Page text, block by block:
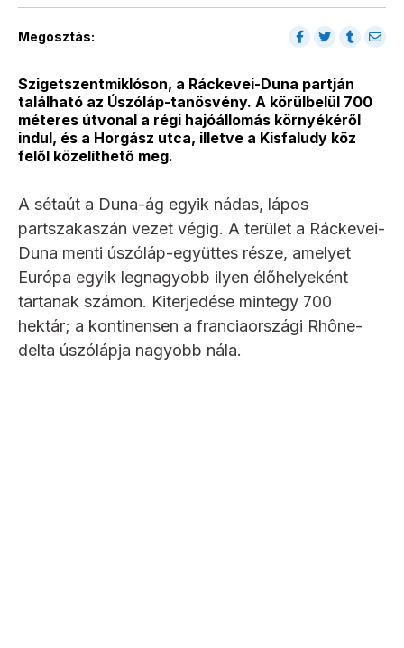
Megosztás:
Szigetszentmiklóson, a Ráckevei-Duna partján
található az Úszóláp-tanösvény. A körülbelül 700
méteres útvonal a régi hajóállomás környékéről
indul, és a Horgász utca, illetve a Kisfaludy köz
felől közelíthető meg.
A sétaút a Duna-ág egyik nádas, lápos
partszakaszán vezet végig. A terület a Ráckevei-
Duna menti úszóláp-együttes része, amelyet
Európa egyik legnagyobb ilyen élőhelyeként
tartanak számon. Kiterjedése mintegy 700
hektár; a kontinensen a franciaországi Rhône-
delta úszólápja nagyobb nála.